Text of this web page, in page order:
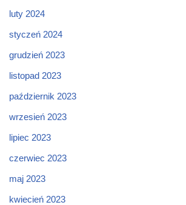
luty 2024
styczeń 2024
grudzień 2023
listopad 2023
październik 2023
wrzesień 2023
lipiec 2023
czerwiec 2023
maj 2023
kwiecień 2023